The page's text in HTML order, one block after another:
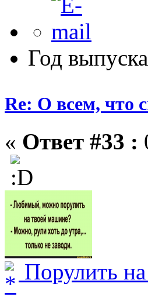
Год
Re: О всем, что
« Ответ #33 :
Порулить